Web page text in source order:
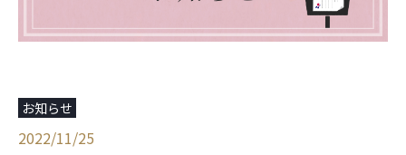
お知らせ
2022/11/25